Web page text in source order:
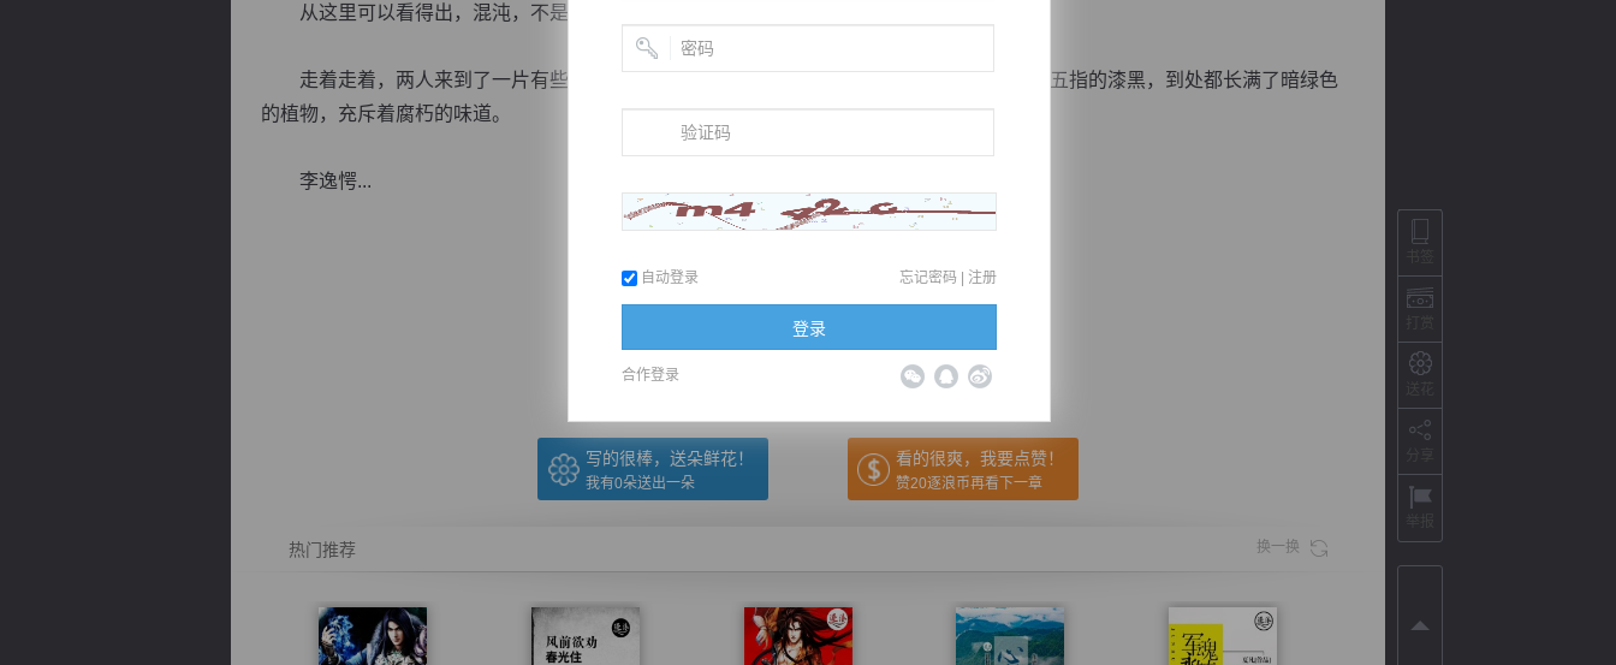
从这里可以看得出，混沌，不是寻常人可以触及的神物。
走着走着，两人来到了一片有些昏沉的区域，这里没有混沌光芒的笼罩，也不是伸手不见五指的漆黑，到处都长满了暗绿色
的植物，充斥着腐朽的味道。
李逸愕...
（← 快捷键 上一章 回目录 下一章 快捷键→）
写的很棒，送朵鲜花！
我有0朵送出一朵
看的很爽，我要点赞！
赞20逐浪币再看下一章
热门推荐 换一换
自动登录 忘记密码 | 注册
登录
合作登录